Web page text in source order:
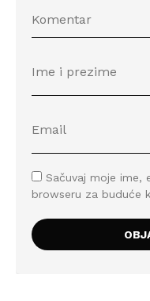
Sačuvaj moje ime,
browseru za buduće